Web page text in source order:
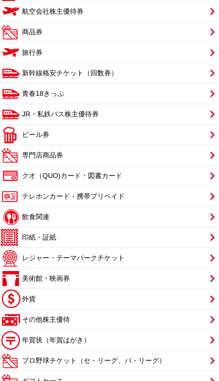
航空会社株主優待券
商品券
旅行券
新幹線格安チケット（回数券）
青春18きっぷ
JR・私鉄バス株主優待券
ビール券
専門店商品券
クオ（QUO)カード・図書カード
テレホンカード・携帯プリペイド
飲食関連
印紙・証紙
レジャー・テーマパークチケット
美術館・映画券
外貨
その他株主優待
年賀状（年賀はがき）
プロ野球チケット（セ・リーグ、パ・リーグ）